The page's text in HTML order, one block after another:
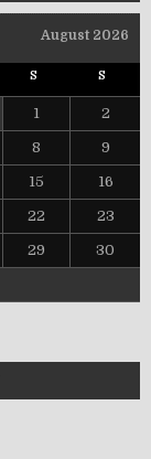
August 2026
S S
1 2
8 9
15 16
22 23
29 30